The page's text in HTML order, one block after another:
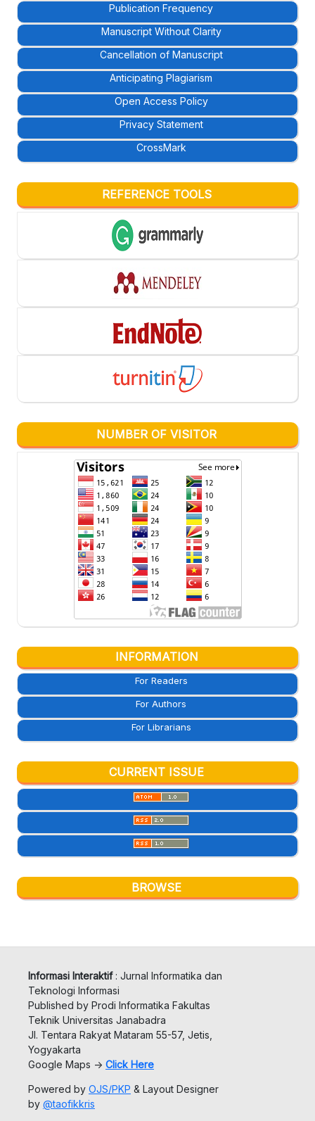
Publication Frequency
Manuscript Without Clarity
Cancellation of Manuscript
Anticipating Plagiarism
Open Access Policy
Privacy Statement
CrossMark
REFERENCE TOOLS
NUMBER OF VISITOR
INFORMATION
For Readers
For Authors
For Librarians
CURRENT ISSUE
BROWSE
Informasi Interaktif: Jurnal Informatika dan
Teknologi Informasi
Published by Prodi Informatika Fakultas
Teknik Universitas Janabadra
Jl. Tentara Rakyat Mataram 55-57, Jetis,
Yogyakarta
Google Maps -> Click Here
Powered by OJS/PKP & Layout Designer
by @taofikkris